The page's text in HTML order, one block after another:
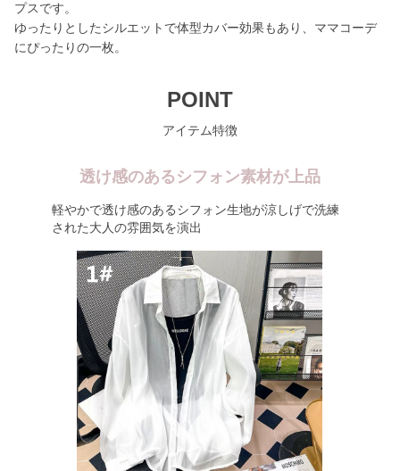
プスです。
ゆったりとしたシルエットで体型カバー効果もあり、ママコーデ
にぴったりの一枚。
POINT
アイテム特徴
透け感のあるシフォン素材が上品
軽やかで透け感のあるシフォン生地が涼しげで洗練
された大人の雰囲気を演出